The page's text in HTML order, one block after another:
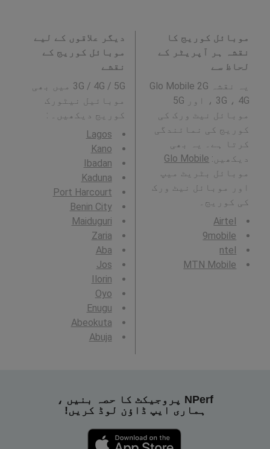
موبائل کوریج کا
نقشہ ہر آپریٹر کے
لحاظ سے
یہ نقشہ Glo Mobile 2G
، 3G ، 4G اور 5G
موبائل نیٹ ورک کی
کوریج کی نمائندگی
کرتا ہے۔ یہ بھی
دیکھیں: Glo Mobile
موبائل بٹریٹ میپ
اور موبائل نیٹ ورک
کی کوریج۔
Airtel
9mobile
ntel
MTN Mobile
دیگر علاقوں کے لیے
موبائل کوریج کے
نقشے
3G / 4G / 5G میں بھی
موبائیل نیٹورک
کوریج دیکھیں۔ :
Lagos
Kano
Ibadan
Kaduna
Port Harcourt
Benin City
Maiduguri
Zaria
Aba
Jos
Ilorin
Oyo
Enugu
Abeokuta
Abuja
NPerf پروجیکٹ کا حصہ بنیں ،
ہماری ایپ ڈاؤن لوڈ کریں!